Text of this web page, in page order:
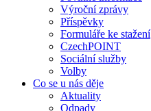
Výroční zprávy
Příspěvky
Formuláře ke stažení
CzechPOINT
Sociální služby
Volby
Co se u nás děje
Aktuality
Odpady